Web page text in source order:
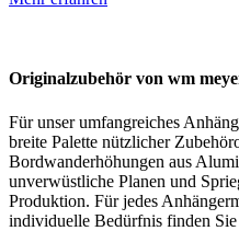
Originalzubehör von wm
Für unser umfangreiches
breite Palette nützlicher
Bordwanderhöhungen aus
unverwüstliche Planen und
Produktion. Für jedes
individuelle Bedürfnis finden